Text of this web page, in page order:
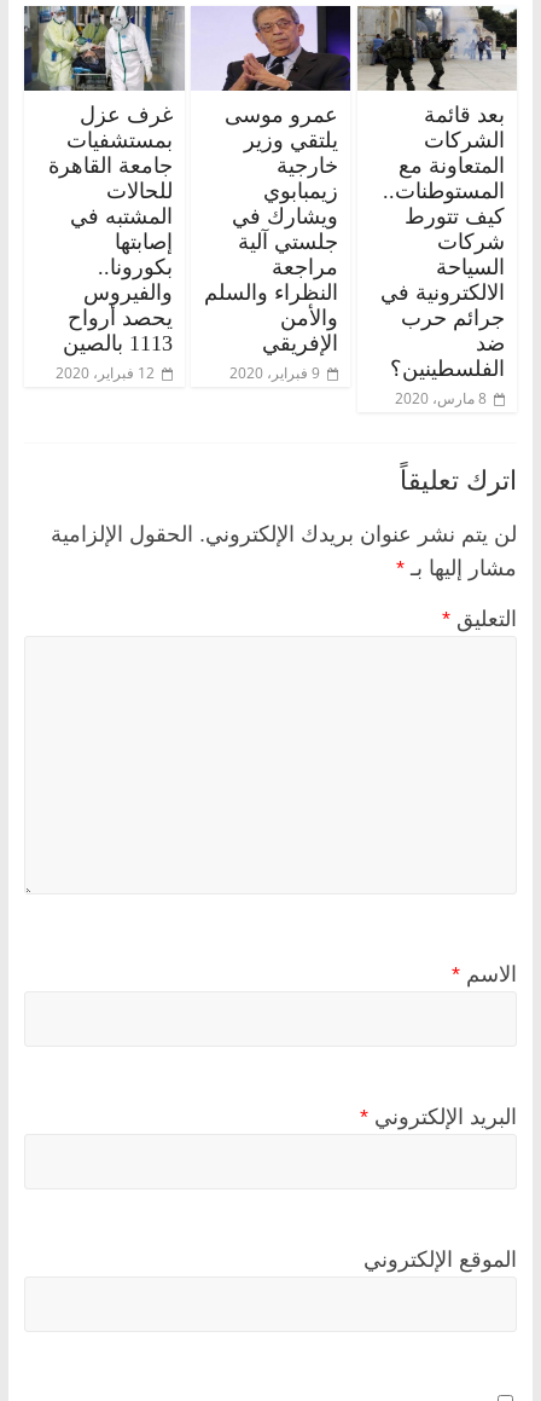
بعد قائمة
الشركات
المتعاونة مع
المستوطنات..
كيف تتورط
شركات
السياحة
الالكترونية في
جرائم حرب
ضد
الفلسطينين؟
8 مارس، 2020
عمرو موسى
يلتقي وزير
خارجية
زيمبابوي
ويشارك في
جلستي آلية
مراجعة
النظراء والسلم
والأمن
الإفريقي
9 فبراير، 2020
غرف عزل
بمستشفيات
جامعة القاهرة
للحالات
المشتبه في
إصابتها
بكورونا..
والفيروس
يحصد أرواح
1113 بالصين
12 فبراير، 2020
اترك تعليقاً
لن يتم نشر عنوان بريدك الإلكتروني. الحقول الإلزامية
مشار إليها بـ *
التعليق *
الاسم *
البريد الإلكتروني *
الموقع الإلكتروني